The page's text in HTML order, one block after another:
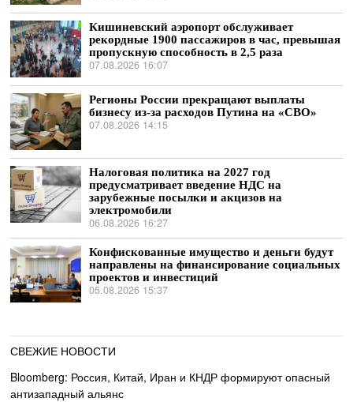
Кишиневский аэропорт обслуживает
рекордные 1900 пассажиров в час, превышая
пропускную способность в 2,5 раза
07.08.2026 16:07
Регионы России прекращают выплаты
бизнесу из-за расходов Путина на «СВО»
07.08.2026 14:15
Налоговая политика на 2027 год
предусматривает введение НДС на
зарубежные посылки и акцизов на
электромобили
06.08.2026 16:27
Конфискованные имущество и деньги будут
направлены на финансирование социальных
проектов и инвестиций
05.08.2026 15:37
СВЕЖИЕ НОВОСТИ
Bloomberg: Россия, Китай, Иран и КНДР формируют опасный
антизападный альянс